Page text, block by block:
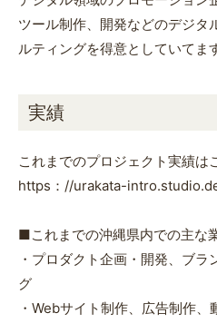
ツール制作、開発などのデジタ
ルティングを得意としていてま
実績
これまでのプロジェクト実績は
https：//urakata-
■これまでの沖縄県内での主な
・プロダクト企画・開発、ブ
グ
・Webサイト制作、広告制作、